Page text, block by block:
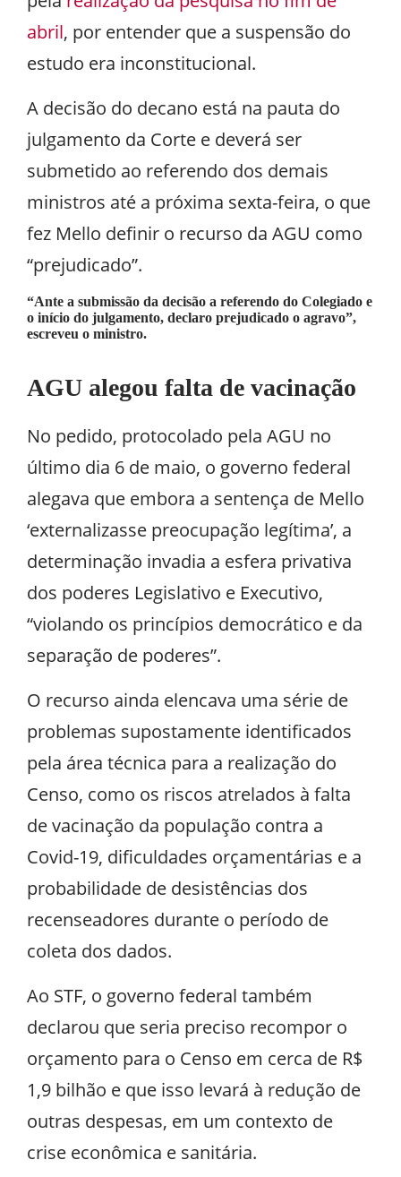
abril, por entender que a suspensão do
estudo era inconstitucional.
A decisão do decano está na pauta do
julgamento da Corte e deverá ser
submetido ao referendo dos demais
ministros até a próxima sexta-feira, o que
fez Mello definir o recurso da AGU como
“prejudicado”.
“Ante a submissão da decisão a referendo do Colegiado e
o início do julgamento, declaro prejudicado o agravo”,
escreveu o ministro.
AGU alegou falta de vacinação
No pedido, protocolado pela AGU no
último dia 6 de maio, o governo federal
alegava que embora a sentença de Mello
‘externalizasse preocupação legítima’, a
determinação invadia a esfera privativa
dos poderes Legislativo e Executivo,
“violando os princípios democrático e da
separação de poderes”.
O recurso ainda elencava uma série de
problemas supostamente identificados
pela área técnica para a realização do
Censo, como os riscos atrelados à falta
de vacinação da população contra a
Covid-19, dificuldades orçamentárias e a
probabilidade de desistências dos
recenseadores durante o período de
coleta dos dados.
Ao STF, o governo federal também
declarou que seria preciso recompor o
orçamento para o Censo em cerca de R$
1,9 bilhão e que isso levará à redução de
outras despesas, em um contexto de
crise econômica e sanitária.